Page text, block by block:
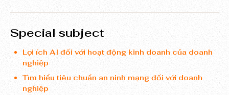
Special subject
Lợi ích AI đối với hoạt động kinh doanh của doanh
nghiệp
Tìm hiểu tiêu chuẩn an ninh mạng đối với doanh
nghiệp